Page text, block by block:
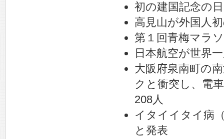
初の建国記念の
高見山が外国人
第１回青梅マラ
日本航空が世界
大阪府泉南町の
クと衝突し、電
208人
イタイイタイ病
と発表